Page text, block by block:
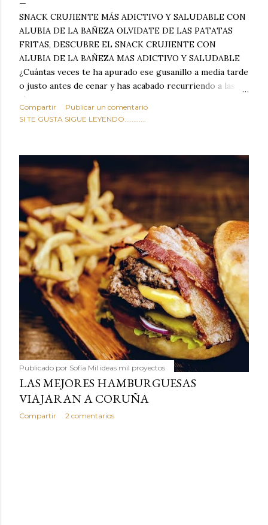
SNACK CRUJIENTE MÁS ADICTIVO Y SALUDABLE CON
ALUBIA DE LA BAÑEZA OLVIDATE DE LAS PATATAS
FRITAS, DESCUBRE EL SNACK CRUJIENTE CON
ALUBIA DE LA BAÑEZA MAS ADICTIVO Y SALUDABLE
¿Cuántas veces te ha apurado ese gusanillo a media tarde
o justo antes de cenar y has acabado recurriendo a las
típicas patatas de bolsa, frutos secos fritos o snacks
ultraprocesados llenos de grasas saturadas y sodio?
sabroso, con ese toque tostado y crujiente que tanto nos
satisface. Estas alubias crujientes al horno van a cambiar
por completo tu forma de ver las legumbres. Olvídate de
asociar las alubias únicamente a los guisos tradicionales y
copiosos de invierno. Con esta receta simple pero
revolucionaria, transformaremos un ingrediente tan
humilde como la alubia de La Bañeza en un snack ligero,
dorado, cargado de proteína y 100% natural. Es el
sustituto perfecto a los frutos se...
Compartir
Publicar un comentario
SI TE GUSTA SIGUE LEYENDO............
Publicado por Sofía Mil ideas mil proyectos
LAS MEJORES HAMBURGUESAS
VIAJARAN A CORUÑA
Compartir 2 comentarios